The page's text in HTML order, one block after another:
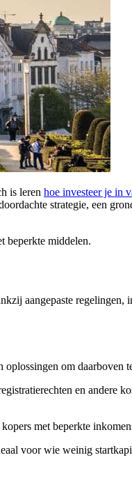
is leren hoe investeer je in
strategie, een
beperkte middelen.
aangepaste regelingen,
om daarboven
en andere
met beperkte
voor wie weinig